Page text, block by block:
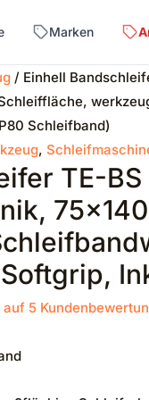
Marken
/ Einhell
Schleifband)
,
TE-
auf 5